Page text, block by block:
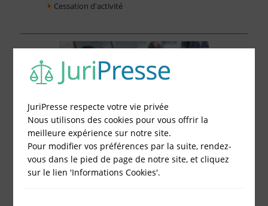
Cessation d'activité
JuriPresse respecte votre vie privée
Nous utilisons des cookies pour vous offrir la
meilleure expérience sur notre site.
Pour modifier vos préférences par la suite, rendez-
vous dans le pied de page de notre site, et cliquez
sur le lien 'Informations Cookies'.